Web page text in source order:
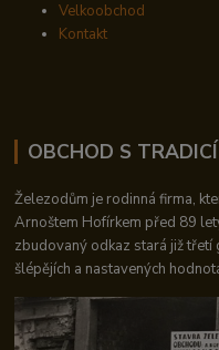
Velkoobchod
Kontakt
OBCHOD S TRADICÍ
Železodům je rodinná firma,
Arnoštem Hofírkem před 89
zbudovaný odkaz stará již třetí
šlépějích a nastavených